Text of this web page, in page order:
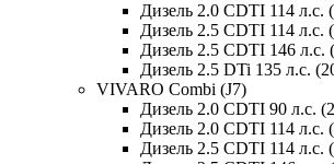
Дизель 2.0 CDTI 114 л.с.
Дизель 2.5 CDTI 114 л.с.
Дизель 2.5 CDTI 146 л.с.
Дизель 2.5 DTi 135 л.с.
VIVARO Combi (J7)
Дизель 2.0 CDTI 90 л.с.
Дизель 2.0 CDTI 114 л.с.
Дизель 2.5 CDTI 114 л.с.